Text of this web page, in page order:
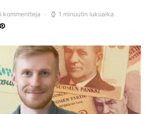
kommentteja 1 minuutin lukuaika